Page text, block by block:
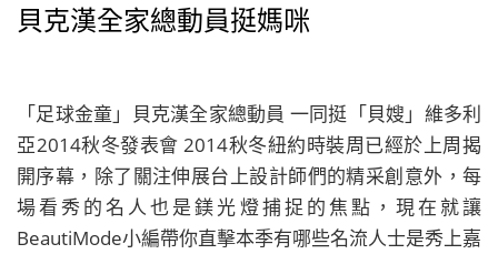
貝克漢全家總動員挺媽咪
「足球金童」貝克漢全家總動員 一同挺「貝嫂」維多利
亞2014秋冬發表會 2014秋冬紐約時裝周已經於上周揭
開序幕，除了關注伸展台上設計師們的精采創意外，每
場看秀的名人也是鎂光燈捕捉的焦點，現在就讓
BeautiMode小編帶你直擊本季有哪些名流人士是秀上嘉